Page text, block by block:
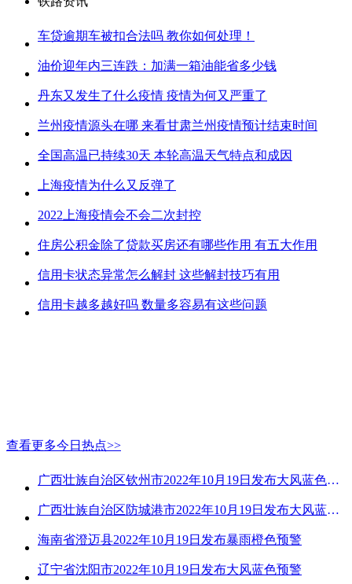
车贷逾期车被扣合法吗 教你如何处理！
油价迎年内三连跌：加满一箱油能省多少钱
丹东又发生了什么疫情 疫情为何又严重了
兰州疫情源头在哪 来看甘肃兰州疫情预计结束时间
全国高温已持续30天 本轮高温天气特点和成因
上海疫情为什么又反弹了
2022上海疫情会不会二次封控
住房公积金除了贷款买房还有哪些作用 有五大作用
信用卡状态异常怎么解封 这些解封技巧有用
信用卡越多越好吗 数量多容易有这些问题
查看更多今日热点>>
广西壮族自治区钦州市2022年10月19日发布大风蓝色预警
广西壮族自治区防城港市2022年10月19日发布大风蓝色预警
海南省澄迈县2022年10月19日发布暴雨橙色预警
辽宁省沈阳市2022年10月19日发布大风蓝色预警